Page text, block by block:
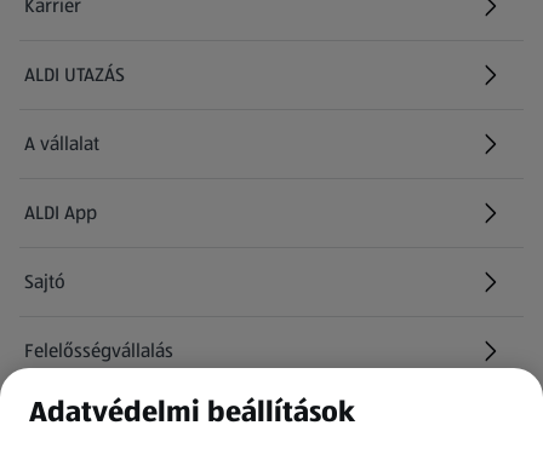
Karrier
(új oldalon nyílik meg)
ALDI UTAZÁS
(új oldalon nyílik meg)
A vállalat
ALDI App
Sajtó
Felelősségvállalás
Információk
Adatvédelmi beállítások